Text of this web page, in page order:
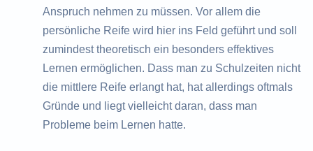
Anspruch nehmen zu müssen. Vor allem die
persönliche Reife wird hier ins Feld geführt und soll
zumindest theoretisch ein besonders effektives
Lernen ermöglichen. Dass man zu Schulzeiten nicht
die mittlere Reife erlangt hat, hat allerdings oftmals
Gründe und liegt vielleicht daran, dass man
Probleme beim Lernen hatte.